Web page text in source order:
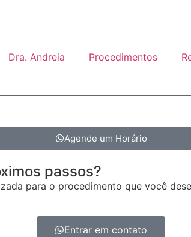
Dra. Andreia Procedimentos
Agende um Horário
passos?
para o procedimento que você
Entrar em contato